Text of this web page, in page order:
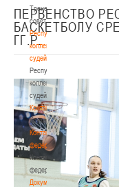
Тренерский
совет
Республиканская
коллегия
судей
Республиканская
коллегия
судей
Контакты
Контакты
Контакты
федерации
Контакты
федерации
Документы
ПЕРВЕНСТВО
БАСКЕТБОЛУ
ГГ.Р.